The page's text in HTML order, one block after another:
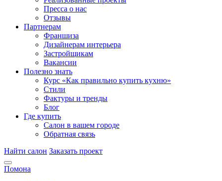
Пресса о нас
Отзывы
Партнерам
Франшиза
Дизайнерам интерьера
Застройщикам
Вакансии
Полезно знать
Курс «Как правильно купить кухню»
Cтили
Фактуры и тренды
Блог
Где купить
Салон в вашем городе
Обратная связь
Найти салон Заказать проект
Помона